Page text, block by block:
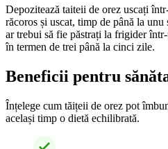
Depozitează taiteii de orez uscați
răcoros și uscat, timp de până la
ar trebui să fie păstrați la frigider
în termen de trei până la cinci zile.
Beneficii pentru
Înțelege cum tăițeii de orez pot
același timp o dietă echilibrată.